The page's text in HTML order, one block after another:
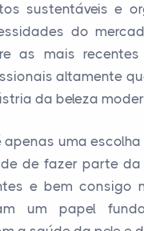
sustentáveis e
do
as mais
altamente
da beleza
uma
de fazer parte
e bem consigo
um papel